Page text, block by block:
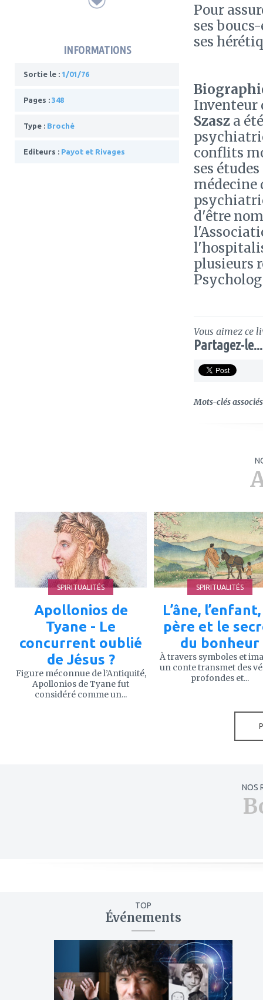
INFORMATIONS
Sortie le : 1/01/76
Pages : 348
Type : Broché
Editeurs : Payot et Rivages
Pour
ses
ses
Inventeur
Szasz a
conflits
ses
médecine
d'être
plusieurs
Vous aimez ce
Partagez-le...
Mots-clés
SPIRITUALITÉS
Apollonios de
Tyane - Le
concurrent oublié
de Jésus ?
Figure méconnue de l’Antiquité,
Apollonios de Tyane fut
considéré comme un...
à
mes
favoris
SPIRITUALITÉS
L’âne,
père et le
du bonheur
À travers symboles et
un conte transmet des
profondes et...
NOS
TOP
Événements